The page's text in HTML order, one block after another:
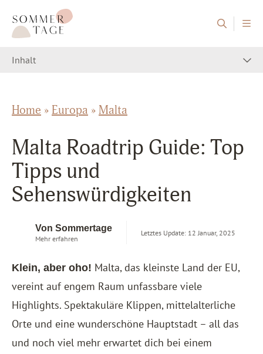
Zum Inhalt springen
Sommertage - Der Reiseblog aus Österreich
Inhalt
Home » Europa » Malta
Malta Roadtrip Guide: Top
Tipps und
Sehenswürdigkeiten
Von Sommertage
Mehr erfahren
Letztes Update: 12 Januar, 2025
Klein, aber oho! Malta, das kleinste Land der EU,
vereint auf engem Raum unfassbare viele
Highlights. Spektakuläre Klippen, mittelalterliche
Orte und eine wunderschöne Hauptstadt – all das
und noch viel mehr erwartet dich bei einem